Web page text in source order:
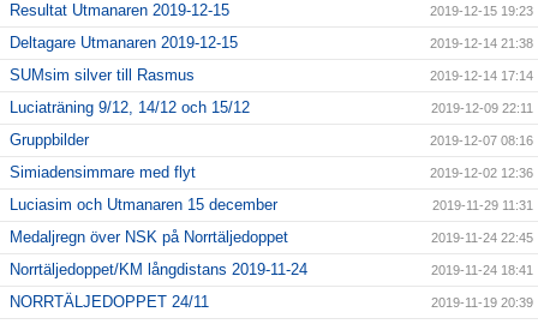
Resultat Utmanaren 2019-12-15 2019-12-15 19:23
Deltagare Utmanaren 2019-12-15 2019-12-14 21:38
SUMsim silver till Rasmus 2019-12-14 17:14
Luciaträning 9/12, 14/12 och 15/12 2019-12-09 22:11
Gruppbilder 2019-12-07 08:16
Simiadensimmare med flyt 2019-12-02 12:36
Luciasim och Utmanaren 15 december 2019-11-29 11:31
Medaljregn över NSK på Norrtäljedoppet 2019-11-24 22:45
Norrtäljedoppet/KM långdistans 2019-11-24 2019-11-24 18:41
NORRTÄLJEDOPPET 24/11 2019-11-19 20:39